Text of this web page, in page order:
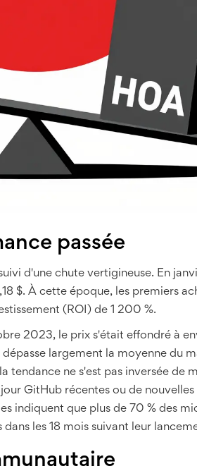
passée
d'une chute vertigineuse. En
$. À cette époque, les premiers
(ROI) de 1 200 %.
2023, le prix s'était effondré à
largement la moyenne du
ne s'est pas inversée de
GitHub récentes ou de
indiquent que plus de 70 % des
les 18 mois suivant leur